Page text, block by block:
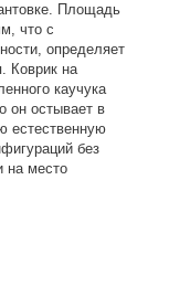
Площадь
что с
определяет
Коврик на
каучука
он остывает в
естественную
без
на место